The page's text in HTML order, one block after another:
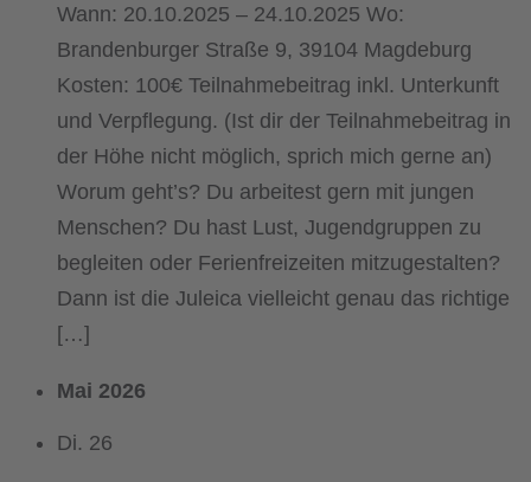
Wann: 20.10.2025 – 24.10.2025 Wo:
Brandenburger Straße 9, 39104 Magdeburg
Kosten: 100€ Teilnahmebeitrag inkl. Unterkunft
und Verpflegung. (Ist dir der Teilnahmebeitrag in
der Höhe nicht möglich, sprich mich gerne an)
Worum geht’s? Du arbeitest gern mit jungen
Menschen? Du hast Lust, Jugendgruppen zu
begleiten oder Ferienfreizeiten mitzugestalten?
Dann ist die Juleica vielleicht genau das richtige
[…]
Mai 2026
Di. 26